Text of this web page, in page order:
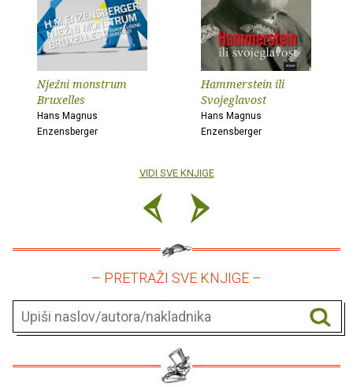
Nježni monstrum
Bruxelles
Hans Magnus
Enzensberger
Hammerstein ili
Svojeglavost
Hans Magnus
Enzensberger
VIDI SVE KNJIGE
– PRETRAŽI SVE KNJIGE –